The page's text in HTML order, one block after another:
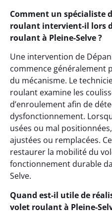
Comment un spécialiste
roulant intervient-il lors
roulant à Pleine-Selve ?
Une intervention de
commence généralement
du mécanisme. Le
roulant examine les
d’enroulement afin de
dysfonctionnement.
usées ou mal
ajustées ou remplacées.
restaurer la mobilité du
fonctionnement durable
Selve.
Quand est-il utile de
volet roulant à Pleine-